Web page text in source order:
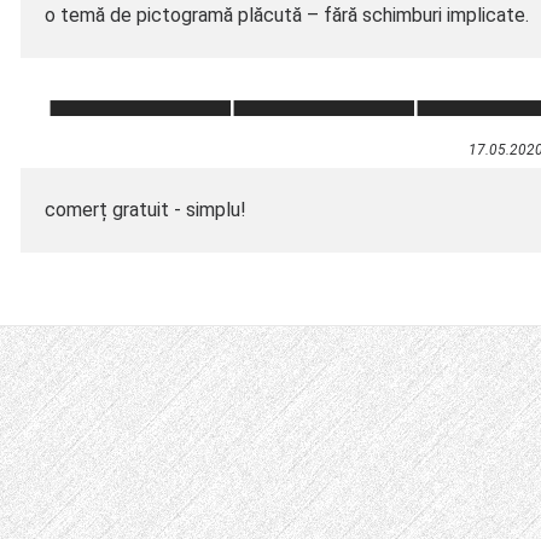
o temă de pictogramă plăcută – fără schimburi implicate.
comerț gratuit - simplu!